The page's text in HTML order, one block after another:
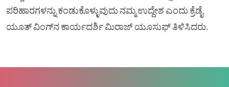
ಪರಿಹಾರಗಳನ್ನು ಕಂಡುಕೊಳ್ಳುವುದು ನಮ್ಮ ಉದ್ದೇಶ ಎಂದು ಕ್ರೆಡೈ
ಯೂತ್ ವಿಂಗ್‌ನ ಕಾರ್ಯದರ್ಶಿ ಮಿರಾಜ್ ಯೂಸುಫ್ ತಿಳಿಸಿದರು.